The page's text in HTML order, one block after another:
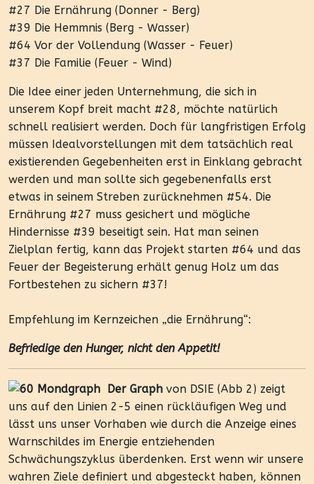
#27 Die Ernährung (Donner - Berg)
#39 Die Hemmnis (Berg - Wasser)
#64 Vor der Vollendung (Wasser - Feuer)
#37 Die Familie (Feuer - Wind)
Die Idee einer jeden Unternehmung, die sich in
unserem Kopf breit macht #28, möchte natürlich
schnell realisiert werden. Doch für langfristigen Erfolg
müssen Idealvorstellungen mit dem tatsächlich real
existierenden Gegebenheiten erst in Einklang gebracht
werden und man sollte sich gegebenenfalls erst
etwas in seinem Streben zurücknehmen #54. Die
Ernährung #27 muss gesichert und mögliche
Hindernisse #39 beseitigt sein. Hat man seinen
Zielplan fertig, kann das Projekt starten #64 und das
Feuer der Begeisterung erhält genug Holz um das
Fortbestehen zu sichern #37!
Empfehlung im Kernzeichen „die Ernährung“:
Befriedige den Hunger, nicht den Appetit!
Der Graph von DSIE (Abb 2) zeigt
uns auf den Linien 2-5 einen rückläufigen Weg und
lässt uns unser Vorhaben wie durch die Anzeige eines
Warnschildes im Energie entziehenden
Schwächungszyklus überdenken. Erst wenn wir unsere
wahren Ziele definiert und abgesteckt haben, können